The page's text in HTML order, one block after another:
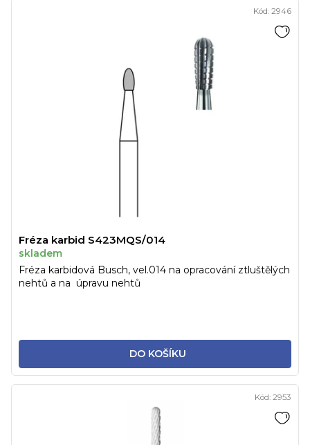
Fréza karbid S423MQS/014
skladem
DO KOŠÍKU
Fréza karbidová Busch, vel.014 na opracování ztluštělých
nehtů a na úpravu nehtů
Kód: 2946
Kód: 2953